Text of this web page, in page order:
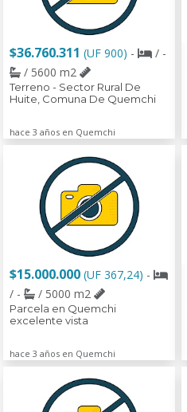
$36.760.311 (UF 900) -
/ -
/ 5600 m2
Terreno - Sector Rural De
Huite, Comuna De Quemchi
hace 3 años en Quemchi
$15.000.000 (UF 367,24) -
/ -
/ 5000 m2
Parcela en Quemchi
excelente vista
hace 3 años en Quemchi